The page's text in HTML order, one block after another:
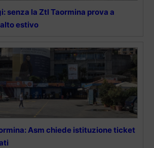
senza la Ztl Taormina prova a
estivo
Asm chiede istituzione ticket